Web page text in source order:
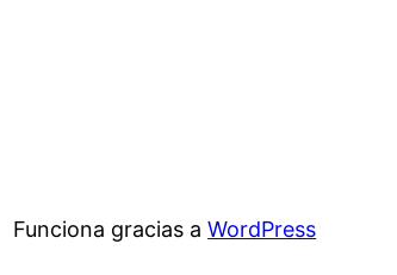
Funciona gracias aWordPress